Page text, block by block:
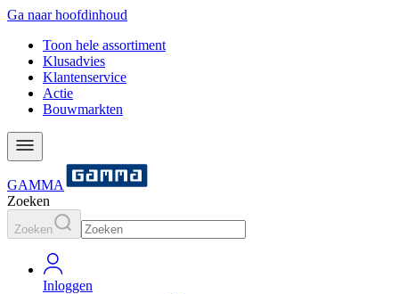
Ga naar hoofdinhoud
Toon hele assortiment
Klusadvies
Klantenservice
Actie
Bouwmarkten
GAMMA
Zoeken
Zoeken
Inloggen